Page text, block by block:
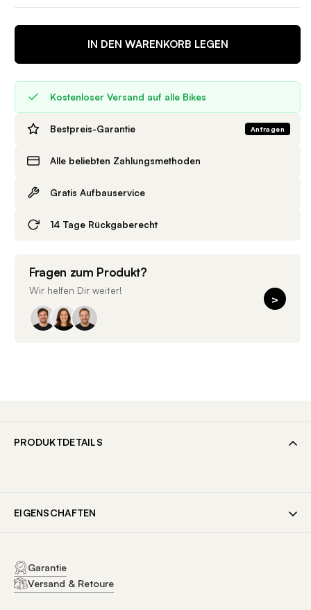
IN DEN WARENKORB LEGEN
Kostenloser Versand auf alle Bikes
Bestpreis-Garantie Anfragen
Alle beliebten Zahlungsmethoden
Gratis Aufbauservice
14 Tage Rückgaberecht
Fragen zum Produkt?
Wir helfen Dir weiter!
>
PRODUKTDETAILS
EIGENSCHAFTEN
ALLGEMEINE DATEN
SKU
Garantie
Versand & Retoure